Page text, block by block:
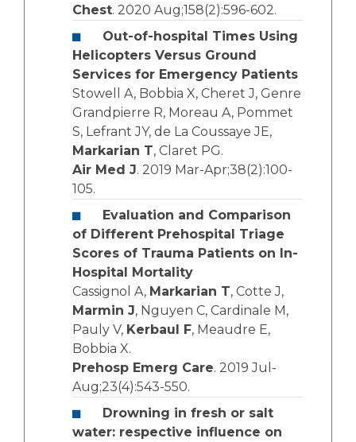
Chest. 2020 Aug;158(2):596-602.
Out-of-hospital Times Using
Helicopters Versus Ground
Services for Emergency Patients
Stowell A, Bobbia X, Cheret J, Genre
Grandpierre R, Moreau A, Pommet
S, Lefrant JY, de La Coussaye JE,
Markarian T, Claret PG.
Air Med J. 2019 Mar-Apr;38(2):100-
105.
Evaluation and Comparison
of Different Prehospital Triage
Scores of Trauma Patients on In-
Hospital Mortality
Cassignol A, Markarian T, Cotte J,
Marmin J, Nguyen C, Cardinale M,
Pauly V, Kerbaul F, Meaudre E,
Bobbia X.
Prehosp Emerg Care. 2019 Jul-
Aug;23(4):543-550.
Drowning in fresh or salt
water: respective influence on